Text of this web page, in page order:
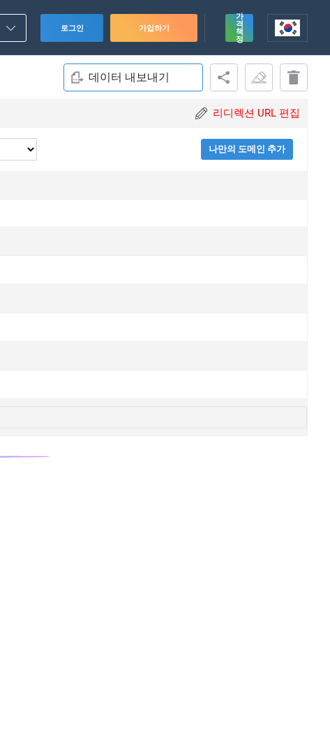
로그인 가입하기
가
격
책
정
데이터 내보내기
리디렉션 URL 편집
나만의 도메인 추가